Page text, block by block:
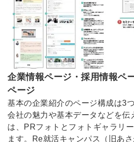
企業情報ページ・採用情報ペ
ページ
基本の企業紹介のページ構成は3
会社の魅力や基本データなどを伝
は、PRフォトとフォトギャラリ
ます。Re就活キャンパス（旧あ